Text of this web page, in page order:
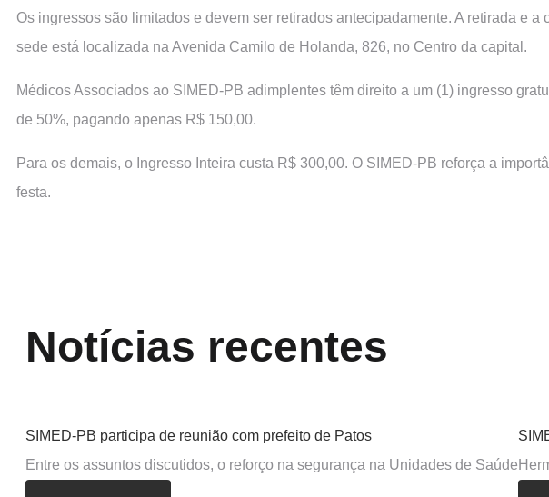
Os ingressos são limitados e devem ser retirados antecipadamente. A retirada e
sede está localizada na Avenida Camilo de Holanda, 826, no Centro da capital.
Médicos Associados ao SIMED-PB adimplentes têm direito a um (1) ingresso
de 50%, pagando apenas R$ 150,00.
Para os demais, o Ingresso Inteira custa R$ 300,00. O SIMED-PB reforça a
festa.
Notícias recentes
SIMED-PB participa de reunião com prefeito de Patos
Entre os assuntos discutidos, o reforço na segurança na Unidades de Saúde